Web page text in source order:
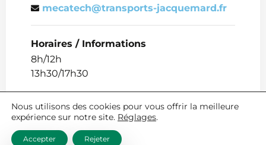
mecatech@transports-jacquemard.fr
Horaires / Informations
8h/12h
13h30/17h30
Nous utilisons des cookies pour vous offrir la meilleure
expérience sur notre site. Réglages.
Accepter Rejeter